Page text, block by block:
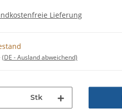
Lieferung
(DE - Ausland abweichend)
Stk